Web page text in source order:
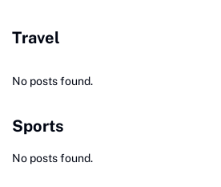
Travel
No posts found.
Sports
No posts found.